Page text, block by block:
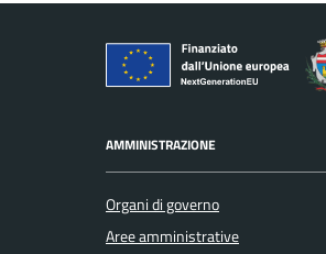
AMMINISTRAZIONE
Organi di governo
Aree amministrative